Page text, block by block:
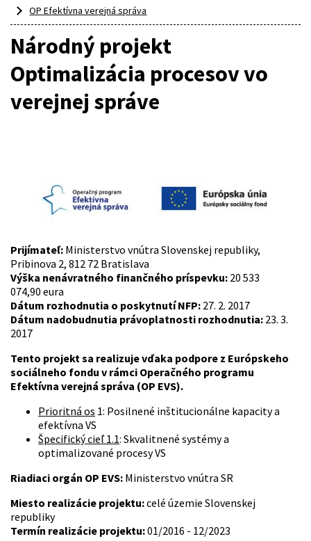
OP Efektívna verejná správa
Národný projekt
Optimalizácia procesov vo
verejnej správe
Prijímateľ: Ministerstvo vnútra Slovenskej republiky,
Pribinova 2, 812 72 Bratislava
Výška nenávratného finančného príspevku: 20 533
074,90 eura
Dátum rozhodnutia o poskytnutí NFP: 27. 2. 2017
Dátum nadobudnutia právoplatnosti rozhodnutia: 23. 3.
2017
Tento projekt sa realizuje vďaka podpore z Európskeho
sociálneho fondu v rámci Operačného programu
Efektívna verejná správa (OP EVS).
Prioritná os 1: Posilnené inštitucionálne kapacity a
efektívna VS
Špecifický cieľ 1.1: Skvalitnené systémy a
optimalizované procesy VS
Riadiaci orgán OP EVS: Ministerstvo vnútra SR
Miesto realizácie projektu:celé územie Slovenskej
republiky
Termín realizácie projektu:01/2016 - 12/2023